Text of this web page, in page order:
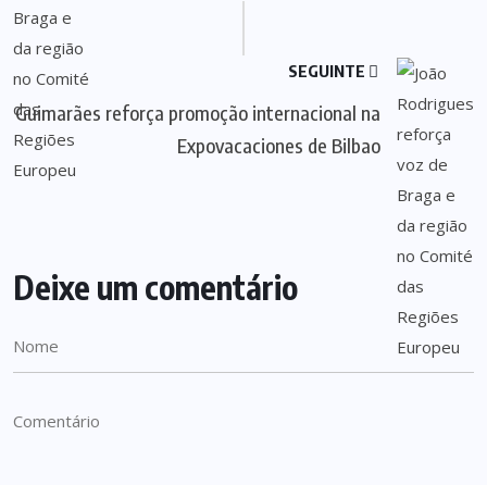
SEGUINTE
Guimarães reforça promoção internacional na
Expovacaciones de Bilbao
Deixe um comentário